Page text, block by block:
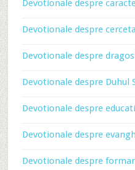
Devotionale despre
Devotionale despre
Devotionale despre
Devotionale despre Duhul
Devotionale despre
Devotionale despre
Devotionale despre